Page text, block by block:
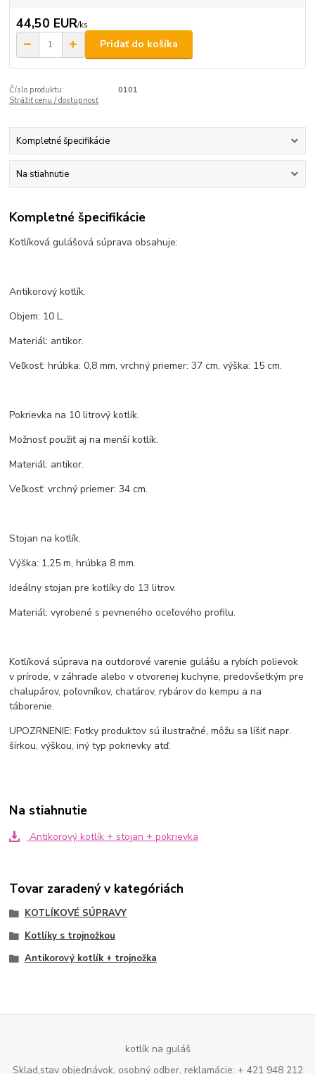
44,50 EUR/ks
Pridať do košíka
Číslo produktu:
0101
Strážiť cenu / dostupnosť
Kompletné špecifikácie
Na stiahnutie
Kompletné špecifikácie
Kotlíková gulášová súprava obsahuje:
Antikorový kotlík.
Objem: 10 L.
Materiál: antikor.
Veľkosť: hrúbka: 0,8 mm, vrchný priemer: 37 cm, výška: 15 cm.
Pokrievka na 10 litrový kotlík.
Možnosť použiť aj na menší kotlík.
Materiál: antikor.
Veľkosť: vrchný priemer: 34 cm.
Stojan na kotlík.
Výška: 1,25 m, hrúbka 8 mm.
Ideálny stojan pre kotlíky do 13 litrov.
Materiál: vyrobené s pevneného oceľového profilu.
Kotlíková súprava na outdorové varenie gulášu a rybích polievok
v prírode, v záhrade alebo v otvorenej kuchyne, predovšetkým pre
chalupárov, poľovníkov, chatárov, rybárov do kempu a na
táborenie.
UPOZRNENIE: Fotky produktov sú ilustračné, môžu sa líšiť napr.
šírkou, výškou, iný typ pokrievky atď.
Na stiahnutie
Antikorový kotlík + stojan + pokrievka
Tovar zaradený v kategóriách
KOTLÍKOVÉ SÚPRAVY
Kotlíky s trojnožkou
Antikorový kotlík + trojnožka
kotlík na guláš
Sklad,stav objednávok, osobný odber, reklamácie: + 421 948 212